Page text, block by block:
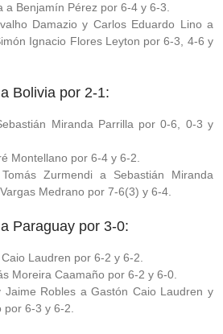
Benjamín Pérez por 6-4 y 6-3.
Damazio y Carlos Eduardo Lino a
Ignacio Flores Leyton por 6-3, 4-6 y
Bolivia por 2-1:
Miranda Parrilla por 0-6, 0-3 y
Montellano por 6-4 y 6-2.
Zurmendi a Sebastián Miranda
Medrano por 7-6(3) y 6-4.
Paraguay por 3-0:
Laudren por 6-2 y 6-2.
Moreira Caamaño por 6-2 y 6-0.
Robles a Gastón Caio Laudren y
6-3 y 6-2.